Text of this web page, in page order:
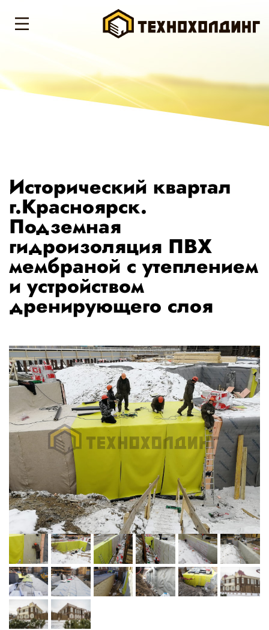
Исторический квартал
г.Красноярск.
Подземная
гидроизоляция ПВХ
мембраной с утеплением
и устройством
дренирующего слоя